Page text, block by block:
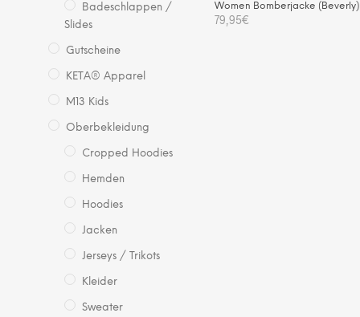
Badeschlappen /
Slides
Gutscheine
KETA® Apparel
M13 Kids
Oberbekleidung
Cropped Hoodies
Hemden
Hoodies
Jacken
Jerseys / Trikots
Kleider
Sweater
Women Bomberjacke (Beverly)
79,95€